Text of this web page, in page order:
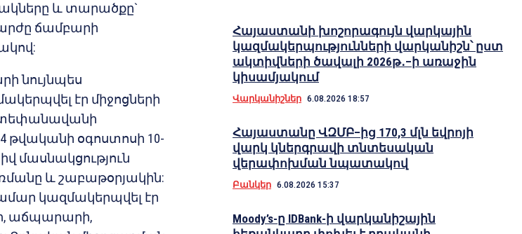
և տարածքը`
ճամբարի
նույնպես
էր միջոցների
թվականի օգոստոսի 10-
մասնակցություն
և շաբաթօրյակին:
կազմակերպվել էր
աճպարարի,
Հայաստանի խոշորագույն վարկային
կազմակերպությունների վարկանիշն՝ ըստ
ակտիվների ծավալի 2026թ․–ի առաջին
կիսամյակում
Վարկանիշներ 6.08.2026 18:57
Հայաստանը ՎԶՄԲ–ից 170,3 մլն եվրոյի
վարկ կներգրավի տնտեսական
վերափոխման նպատակով
Բանկեր 6.08.2026 15:37
Moody’s-ը IDBank-ի վարկանիշային